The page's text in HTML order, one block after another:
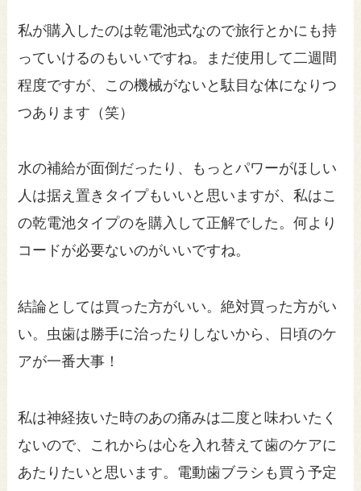
私が購入したのは乾電池式なので旅行とかにも持
っていけるのもいいですね。まだ使用して二週間
程度ですが、この機械がないと駄目な体になりつ
つあります（笑）
水の補給が面倒だったり、もっとパワーがほしい
人は据え置きタイプもいいと思いますが、私はこ
の乾電池タイプのを購入して正解でした。何より
コードが必要ないのがいいですね。
結論としては買った方がいい。絶対買った方がい
い。虫歯は勝手に治ったりしないから、日頃のケ
アが一番大事！
私は神経抜いた時のあの痛みは二度と味わいたく
ないので、これからは心を入れ替えて歯のケアに
あたりたいと思います。電動歯ブラシも買う予定